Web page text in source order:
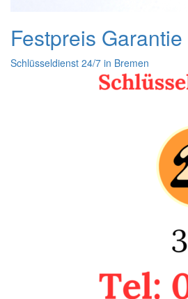
Festpreis Garantie
Schlüsseldienst 24/7 in Bremen